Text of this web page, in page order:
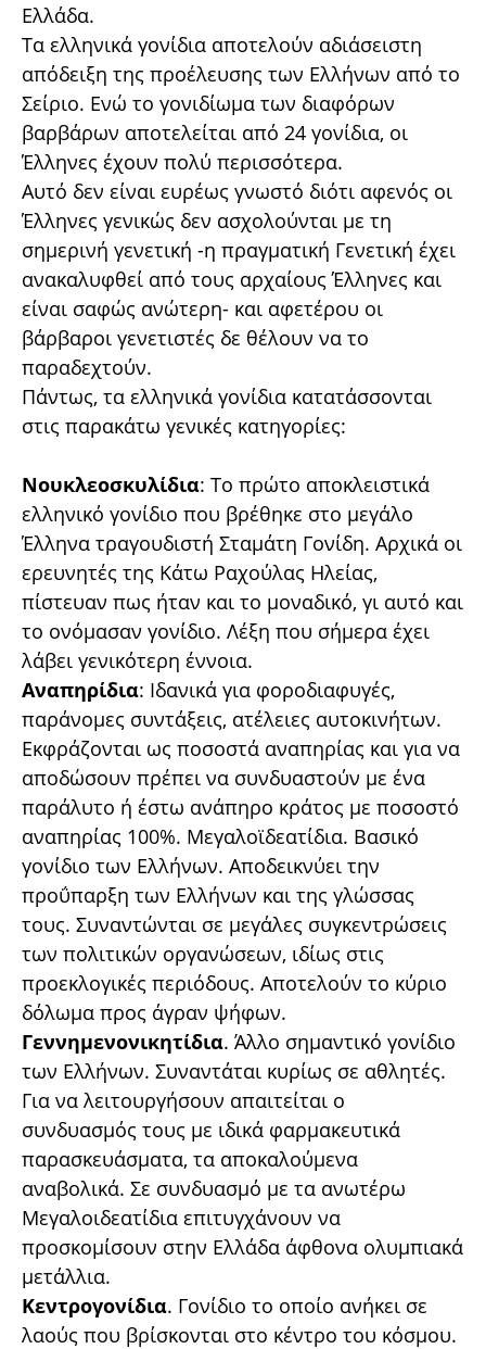
Ελλάδα.
Τα ελληνικά γονίδια αποτελούν αδιάσειστη
απόδειξη της προέλευσης των Ελλήνων από το
Σείριο. Ενώ το γονιδίωμα των διαφόρων
βαρβάρων αποτελείται από 24 γονίδια, οι
Έλληνες έχουν πολύ περισσότερα.
Αυτό δεν είναι ευρέως γνωστό διότι αφενός οι
Έλληνες γενικώς δεν ασχολούνται με τη
σημερινή γενετική -η πραγματική Γενετική έχει
ανακαλυφθεί από τους αρχαίους Έλληνες και
είναι σαφώς ανώτερη- και αφετέρου οι
βάρβαροι γενετιστές δε θέλουν να το
παραδεχτούν.
Πάντως, τα ελληνικά γονίδια κατατάσσονται
στις παρακάτω γενικές κατηγορίες:
Νουκλεοσκυλίδια: Το πρώτο αποκλειστικά
ελληνικό γονίδιο που βρέθηκε στο μεγάλο
Έλληνα τραγουδιστή Σταμάτη Γονίδη. Αρχικά οι
ερευνητές της Κάτω Ραχούλας Ηλείας,
πίστευαν πως ήταν και το μοναδικό, γι αυτό και
το ονόμασαν γονίδιο. Λέξη που σήμερα έχει
λάβει γενικότερη έννοια.
Αναπηρίδια: Ιδανικά για φοροδιαφυγές,
παράνομες συντάξεις, ατέλειες αυτοκινήτων.
Εκφράζονται ως ποσοστά αναπηρίας και για να
αποδώσουν πρέπει να συνδυαστούν με ένα
παράλυτο ή έστω ανάπηρο κράτος με ποσοστό
αναπηρίας 100%. Μεγαλοϊδεατίδια. Βασικό
γονίδιο των Ελλήνων. Αποδεικνύει την
προΰπαρξη των Ελλήνων και της γλώσσας
τους. Συναντώνται σε μεγάλες συγκεντρώσεις
των πολιτικών οργανώσεων, ιδίως στις
προεκλογικές περιόδους. Αποτελούν το κύριο
δόλωμα προς άγραν ψήφων.
Γεννημενονικητίδια. Άλλο σημαντικό γονίδιο
των Ελλήνων. Συναντάται κυρίως σε αθλητές.
Για να λειτουργήσουν απαιτείται ο
συνδυασμός τους με ιδικά φαρμακευτικά
παρασκευάσματα, τα αποκαλούμενα
αναβολικά. Σε συνδυασμό με τα ανωτέρω
Μεγαλοιδεατίδια επιτυγχάνουν να
προσκομίσουν στην Ελλάδα άφθονα ολυμπιακά
μετάλλια.
Κεντρογονίδια. Γονίδιο το οποίο ανήκει σε
λαούς που βρίσκονται στο κέντρο του κόσμου.